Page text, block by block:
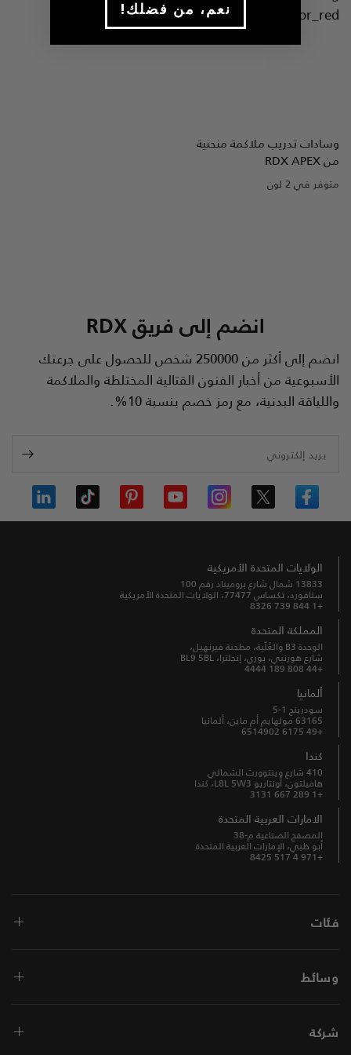
نظرة سريعة
وسادات تدريب ملاكمة منحنية
من RDXAPEX
Red
Blue
متوفر في 2 لون
انضم إلى فريقRDX
انضم إلى أكثر من 250000 شخص للحصول على جرعتك
الأسبوعية من أخبار الفنون القتالية المختلطة والملاكمة
واللياقة البدنية، مع رمز خصم بنسبة 10%.
بريد إلكتروني
الولايات المتحدة الأمريكية
13833 شمال شارع بروميناد رقم 100
ستافورد، تكساس 77477، الولايات المتحدة الأمريكية
+1 844 739 8326
المملكة المتحدة
الوحدة B3 والعُلّية، مطحنة فيرنهيل،
شارع هورنبي، بوري، إنجلترا، BL9 5BL
+44 808 189 4444
ألمانيا
سودرينج 1-5
63165 مولهايم أم ماين، ألمانيا
+49 6175 6514902
كندا
410 شارع وينتوورث الشمالي
هاميلتون، أونتاريو L8L 5W3، كندا
+1 289 667 3131
الامارات العربية المتحدة
المصفح الصناعية م-38
أبو ظبي، الإمارات العربية المتحدة
+971 4 517 8425
فئات
وسائط
شركة
!نعم، من فضلك